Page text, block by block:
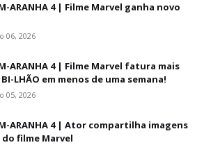
ARANHA 4 | Filme Marvel ganha novo
06, 2026
ARANHA 4 | Filme Marvel fatura mais
LHÃO em menos de uma semana!
05, 2026
ARANHA 4 | Ator compartilha imagens
filme Marvel